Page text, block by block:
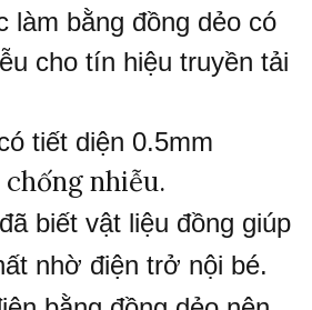
làm bằng đồng dẻo có
cho tín hiệu truyền tải
tiết diện 0.5mm
nhiễu.
biết vật liệu đồng giúp
nhờ điện trở nội bé.